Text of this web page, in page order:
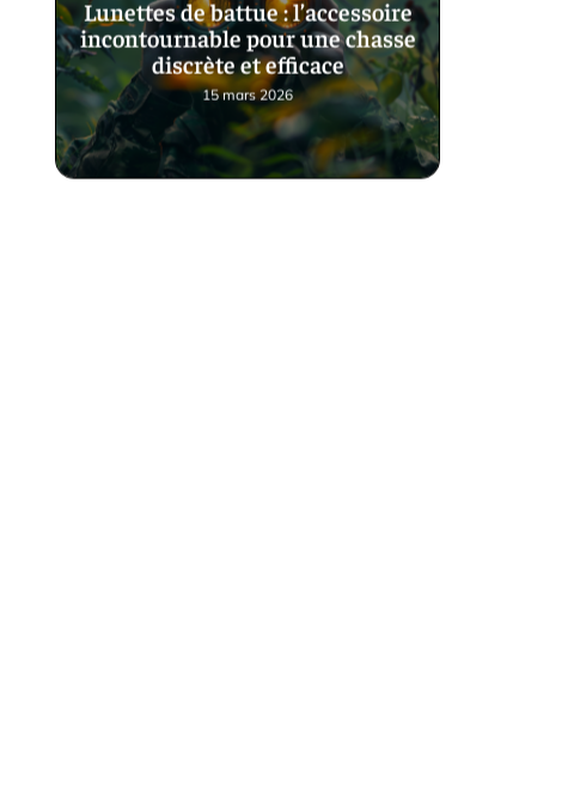
Lunettes de battue : l’accessoire
incontournable pour une chasse
discrète et efficace
15 mars 2026